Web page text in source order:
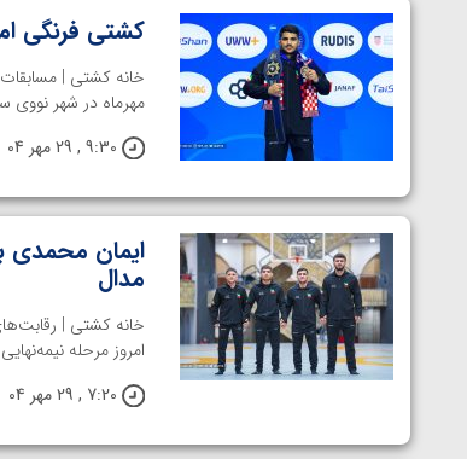
کشتی فرنگی
مهرماه در شهر نووی
9:30 , 29 مهر 04
ایمان محمدی
مدال
امروز مرحله نیمه‌نهایی ۴ وزن دوم برگزار شد. در وزن ۵۵ ...
7:20 , 29 مهر 04
امین میرزازاده
ویدیو؛ باخت امین کاویانی نژاد مقابل
ارمنستان